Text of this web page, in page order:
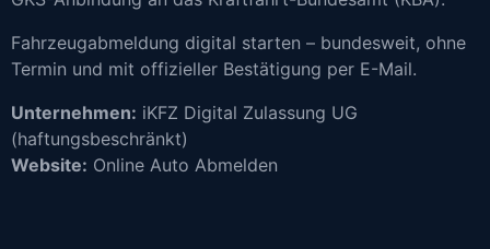
Fahrzeugabmeldung digital starten – bundesweit, ohne
Termin und mit offizieller Bestätigung per E-Mail.
Unternehmen: iKFZ Digital Zulassung UG
(haftungsbeschränkt)
Website: Online Auto Abmelden